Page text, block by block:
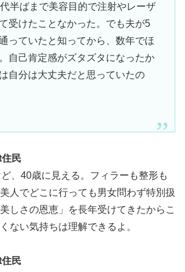
半ばまで美容目的で注射やレーザ
受けたことなかった。でも夫が5
っていたと知ってから、数年でほ
自己肯定感がズタズタになったか
自分は大丈夫だと思っていたの
民
、40歳に見える。フィラーも整形も
人でどこに行っても男女問わず特別扱
しさの恩恵」を長年受けてきたからこ
ない気持ちは理解できるよ。
民